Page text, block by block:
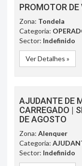
PROMOTOR
Zona: Tondela
Categoria:
Sector: Indefinido
Ver Detalhes »
AJUDANTE DE
CARREGADO |
DE AGOSTO
Zona: Alenquer
Categoria:
Sector: Indefinido